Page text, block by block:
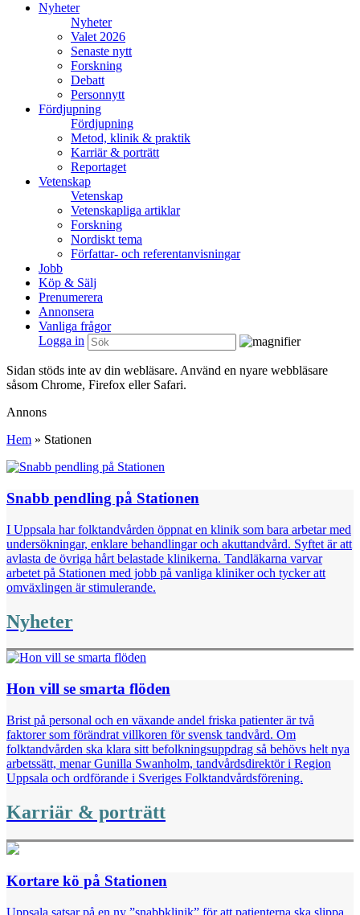
Nyheter
Nyheter
Valet 2026
Senaste nytt
Forskning
Debatt
Personnytt
Fördjupning
Fördjupning
Metod, klinik & praktik
Karriär & porträtt
Reportaget
Vetenskap
Vetenskap
Vetenskapliga artiklar
Forskning
Nordiskt tema
Författar- och referentanvisningar
Jobb
Köp & Sälj
Prenumerera
Annonsera
Vanliga frågor
Logga in
Sidan stöds inte av din webläsare. Använd en nyare webbläsare
såsom Chrome, Firefox eller Safari.
Annons
Hem » Stationen
Snabb pendling på Stationen
I Uppsala har folktandvården öppnat en klinik som bara arbetar med
undersökningar, enklare behandlingar och akuttandvård. Syftet är att
avlasta de övriga hårt belastade klinikerna. Tandläkarna varvar
arbetet på Stationen med jobb på vanliga kliniker och tycker att
omväxlingen är stimulerande.
Nyheter
Hon vill se smarta flöden
Brist på personal och en växande andel friska patienter är två
faktorer som förändrat villkoren för svensk tandvård. Om
folktandvården ska klara sitt befolkningsuppdrag så behövs helt nya
arbetssätt, menar ­Gunilla Swanholm, tandvårdsdirektör i Region
Uppsala och ­ordförande i ­Sveriges ­Folktandvårdsförening.
Karriär & porträtt
Kortare kö på Stationen
Uppsala satsar på en ny ”snabbklinik” för att patienterna ska slippa